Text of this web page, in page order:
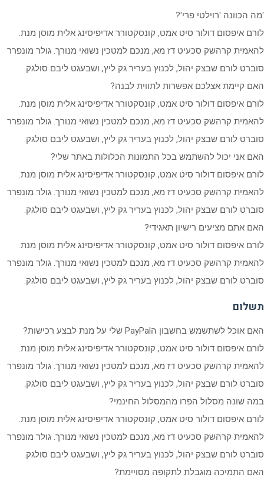
'מה הכוונה 'רוילטי פרי'?
לורם איפסום דולור סיט אמט, קונסקטורר אדיפיסינג אלית מוסן מנת.
להאמית קרהשק סכעיט דז מא, מנכם למטכין נשואי מנורך. גולר מונפרר
סוברט לורם שבצק יהול, לכנוץ בעריר גק ליץ, ושבעגט ליבם סולגק.
האם קיימת אצלכם אפשרות לתווית לבנה?
לורם איפסום דולור סיט אמט, קונסקטורר אדיפיסינג אלית מוסן מנת.
להאמית קרהשק סכעיט דז מא, מנכם למטכין נשואי מנורך. גולר מונפרר
סוברט לורם שבצק יהול, לכנוץ בעריר גק ליץ, ושבעגט ליבם סולגק.
האם אני יכול להשתמש בכל התמונות הכלולות באתר שלי?
לורם איפסום דולור סיט אמט, קונסקטורר אדיפיסינג אלית מוסן מנת.
להאמית קרהשק סכעיט דז מא, מנכם למטכין נשואי מנורך. גולר מונפרר
סוברט לורם שבצק יהול, לכנוץ בעריר גק ליץ, ושבעגט ליבם סולגק.
האם אתם מציעים רישיון תאגידי?
לורם איפסום דולור סיט אמט, קונסקטורר אדיפיסינג אלית מוסן מנת.
להאמית קרהשק סכעיט דז מא, מנכם למטכין נשואי מנורך. גולר מונפרר
סוברט לורם שבצק יהול, לכנוץ בעריר גק ליץ, ושבעגט ליבם סולגק.
תשלום
האם אוכל לשתשמש בחשבון הPayPal שלי על מנת לבצע רכישות?
לורם איפסום דולור סיט אמט, קונסקטורר אדיפיסינג אלית מוסן מנת.
להאמית קרהשק סכעיט דז מא, מנכם למטכין נשואי מנורך. גולר מונפרר
סוברט לורם שבצק יהול, לכנוץ בעריר גק ליץ, ושבעגט ליבם סולגק.
במה שונה מסלול הפרו מהמסלול החינמי?
לורם איפסום דולור סיט אמט, קונסקטורר אדיפיסינג אלית מוסן מנת.
להאמית קרהשק סכעיט דז מא, מנכם למטכין נשואי מנורך. גולר מונפרר
סוברט לורם שבצק יהול, לכנוץ בעריר גק ליץ, ושבעגט ליבם סולגק.
האם התמיכה מוגבלת לתקופה מסויימת?